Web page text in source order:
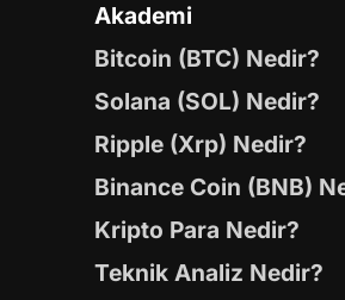
Akademi
Bitcoin (BTC) Nedir?
Solana (SOL) Nedir?
Ripple (Xrp) Nedir?
Binance Coin (BNB)
Kripto Para Nedir?
Teknik Analiz Nedir?